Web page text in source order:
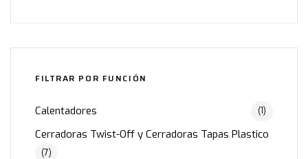
FILTRAR POR FUNCIÓN
Calentadores (1)
Cerradoras Twist-Off y Cerradoras Tapas Plastico
(7)